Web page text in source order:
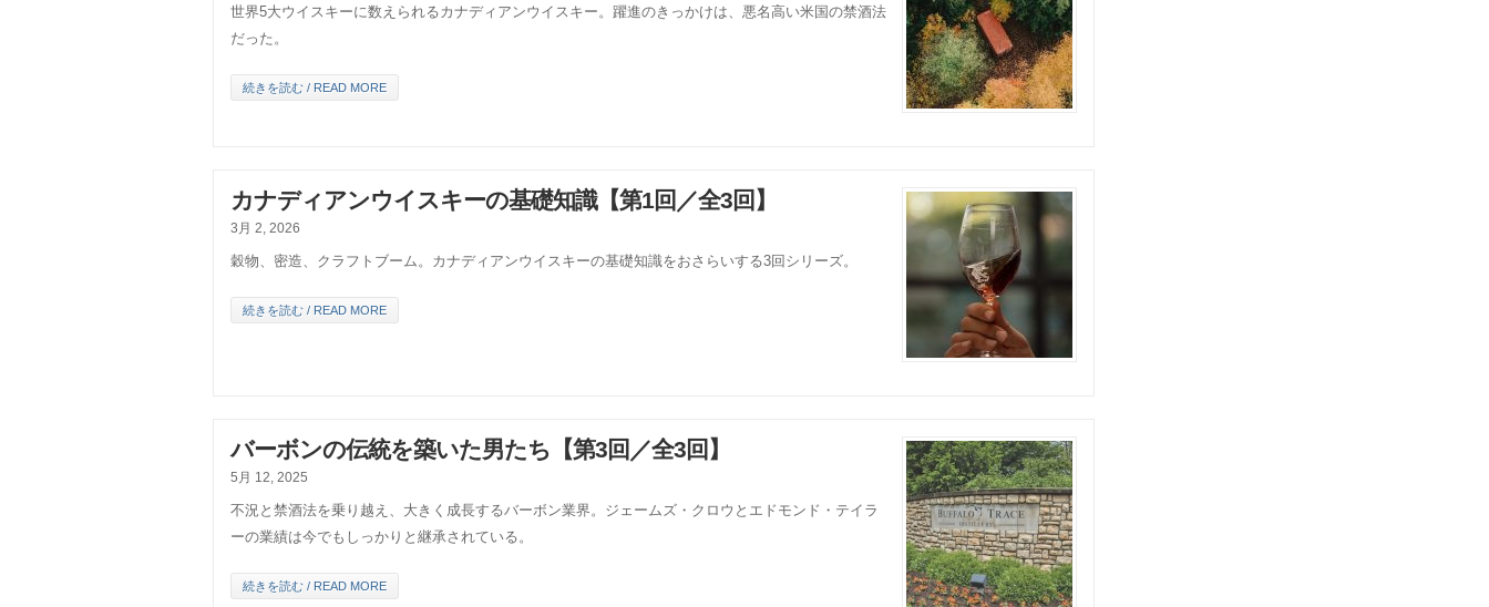
世界5大ウイスキーに数えられるカナディアンウイスキー。躍進のきっかけは、悪名高い米国の禁酒法
だった。
続きを読む / READ MORE
カナディアンウイスキーの基礎知識【第1回／全3回】
3月 2, 2026
穀物、密造、クラフトブーム。カナディアンウイスキーの基礎知識をおさらいする3回シリーズ。
続きを読む / READ MORE
バーボンの伝統を築いた男たち【第3回／全3回】
5月 12, 2025
不況と禁酒法を乗り越え、大きく成長するバーボン業界。ジェームズ・クロウとエドモンド・テイラ
ーの業績は今でもしっかりと継承されている。
続きを読む / READ MORE